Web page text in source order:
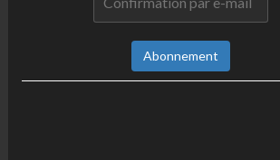
Abonnement